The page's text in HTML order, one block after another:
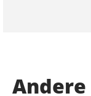
Andere